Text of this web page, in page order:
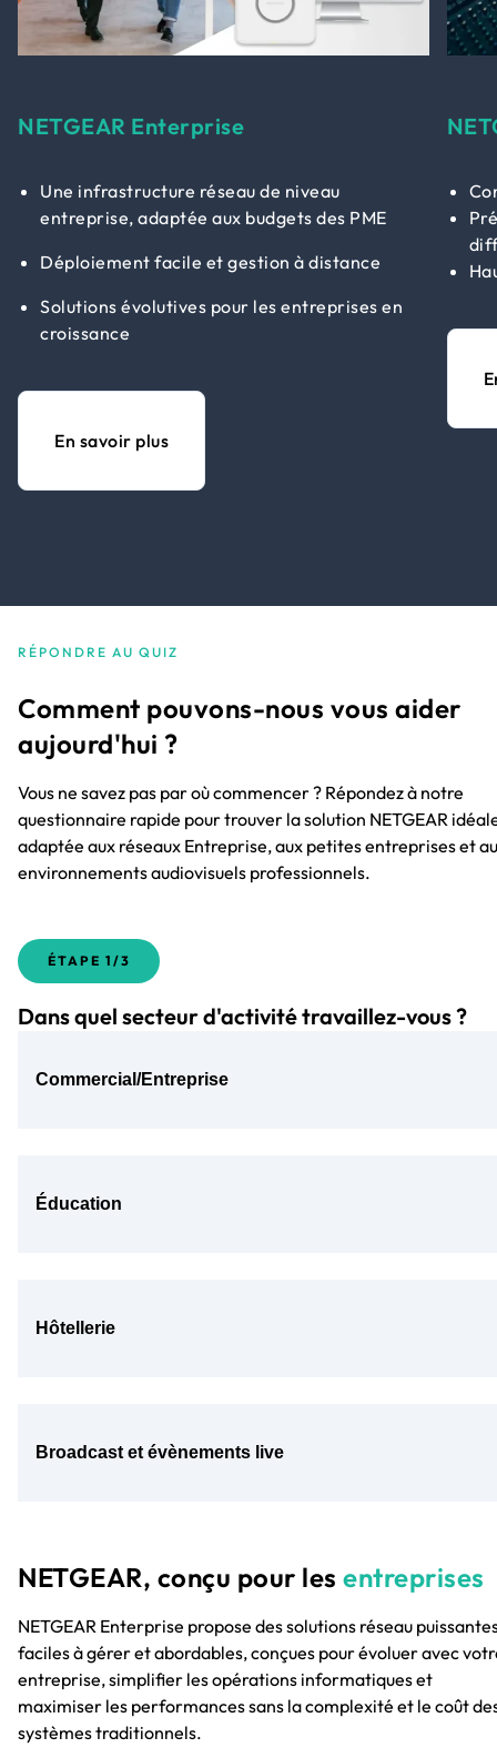
NETGEAR Enterprise
Une infrastructure réseau de niveau
entreprise, adaptée aux budgets des PME
Déploiement facile et gestion à distance
Solutions évolutives pour les entreprises en
croissance
En savoir plus
RÉPONDRE AU QUIZ
Comment pouvons-nous vous aider
aujourd'hui ?
Vous ne savez pas par où commencer ? Répondez à notre
questionnaire rapide pour trouver la solution NETGEAR
adaptée aux réseaux Entreprise, aux petites entreprises et
environnements audiovisuels professionnels.
ÉTAPE 1/3
Dans quel secteur d'activité travaillez-vous ?
Commercial/Entreprise
Éducation
Hôtellerie
Broadcast et évènements live
NETGEAR, conçu pour les entreprises
NETGEAR Enterprise propose des solutions réseau
faciles à gérer et abordables, conçues pour évoluer avec
entreprise, simplifier les opérations informatiques et
maximiser les performances sans la complexité et le coût
systèmes traditionnels.